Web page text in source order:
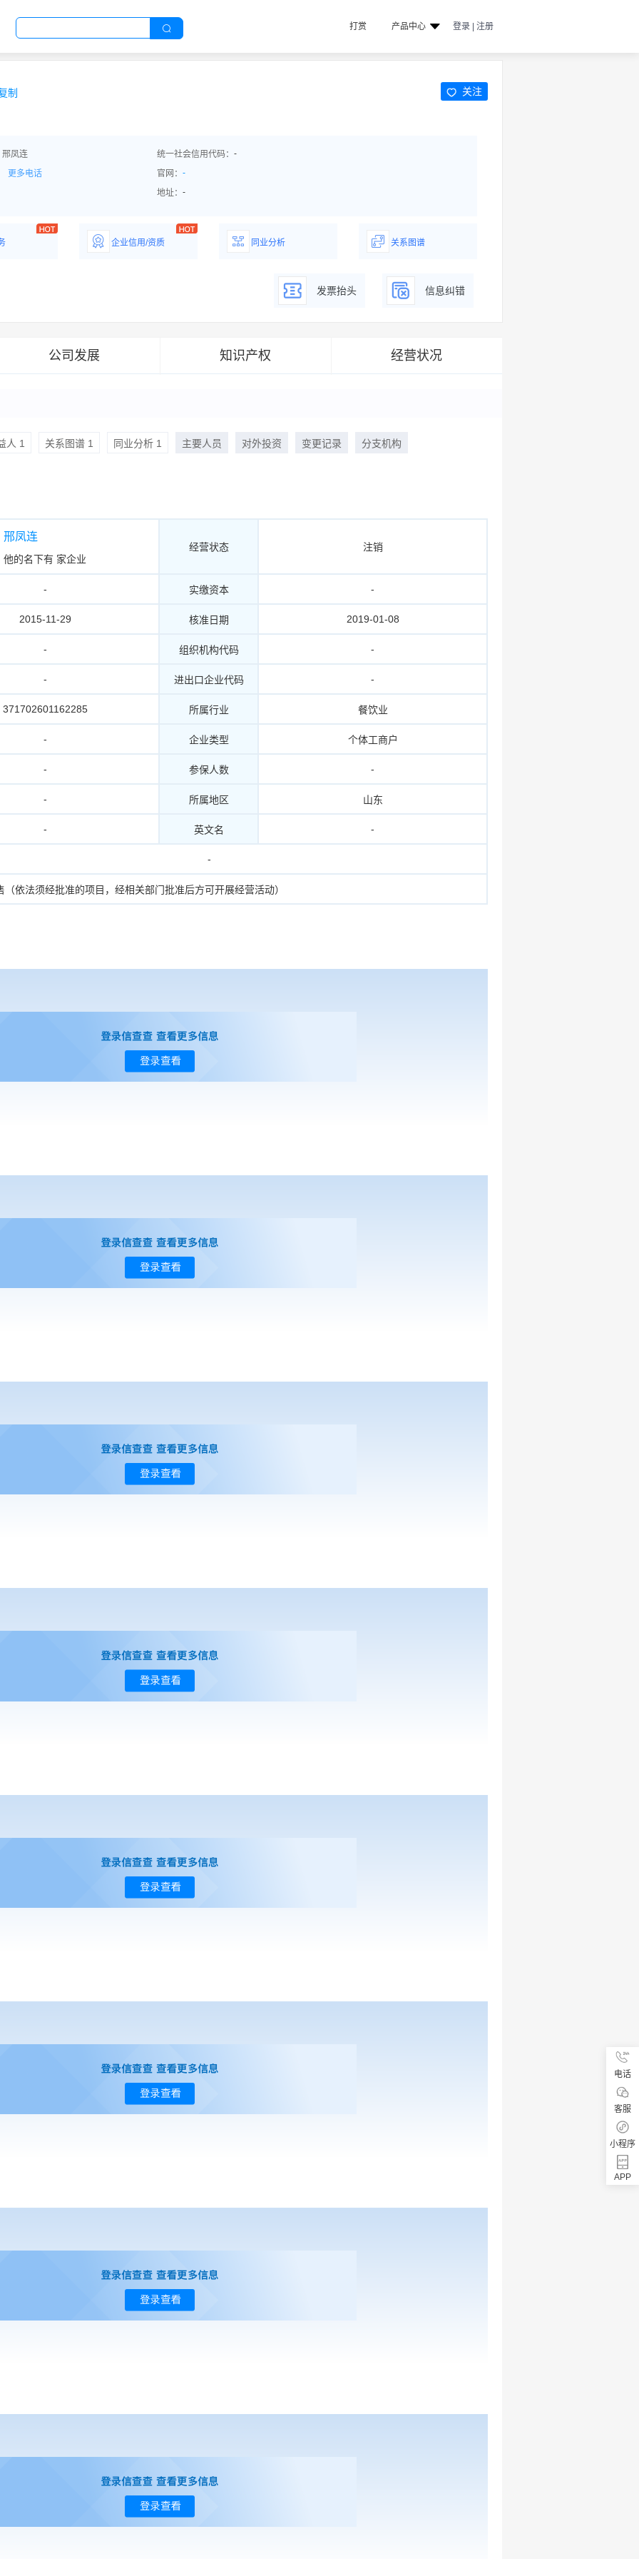
打赏 产品中心 登录 | 注册
制 关注
邢凤连 统一社会信用代码： -
更多电话 官网： -
地址： -
企业信用/资质
同业分析
关系图谱
发票抬头 信息纠错
公司发展 知识产权 经营状况
人 1 关系图谱 1 同业分析 1 主要人员 对外投资 变更记录 分支机构
邢凤连
他的名下有 家企业
经营状态 注销
- 实缴资本 -
2015-11-29 核准日期 2019-01-08
- 组织机构代码 -
- 进出口企业代码 -
371702601162285 所属行业 餐饮业
- 企业类型 个体工商户
- 参保人数 -
- 所属地区 山东
- 英文名 -
-
（依法须经批准的项目，经相关部门批准后方可开展经营活动）
电话
客服
小程序
APP